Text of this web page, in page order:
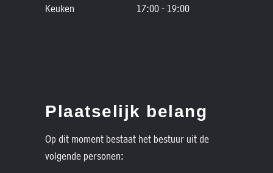
Keuken
17:00 - 19:00
Plaatselijk belang
Op dit moment bestaat het bestuur uit de
volgende personen: